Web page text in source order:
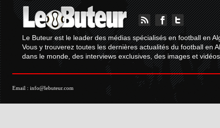
Le Buteur est le leader des médias spécialisés en football en
Vous y trouverez toutes les dernières actualités du football en
dans le monde, des interviews exclusives, des images et
Email : info@lebuteur.com